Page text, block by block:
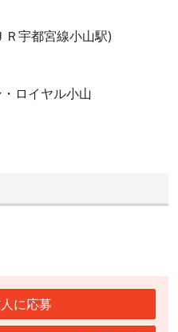
宇都宮線小山駅)
ロイヤル小山
に応募